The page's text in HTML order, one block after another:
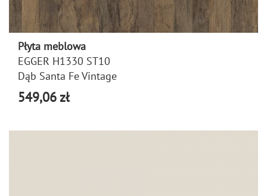
Płyta meblowa
EGGER H1330 ST10
Dąb Santa Fe Vintage
549,06 zł